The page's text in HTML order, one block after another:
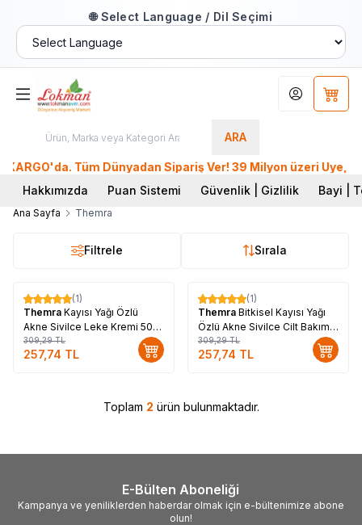
🌐 Select Language / Dil Seçimi
ARA
Hesabım
Tüm Dünyadan Sipariş Ver! 39 Milyon üzeri Üye,
Hakkımızda
Puan Sistemi Güvenlik | Gizlilik Bayi |
Ana Sayfa Themra
Filtrele Sırala
%17
(1)
Themra Kayısı Yağı Özlü
Akne Sivilce Leke Kremi 50
cc
309,29TL
257,74 TL
%17
(1)
Themra Bitkisel Kayısı Yağı
Özlü Akne Sivilce Cilt Bakım
Yağı 100 cc
309,29TL
257,74 TL
Toplam 2 ürün bulunmaktadır.
E-Bülten Aboneliği
Kampanya ve yeniliklerden haberdar olmak için e-bültenimize abone
olun!